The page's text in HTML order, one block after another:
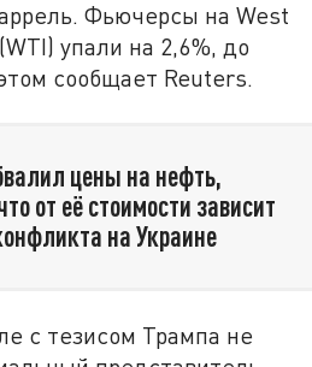
Фьючерсы на West
упали на 2,6%, до
сообщает Reuters.
цены на нефть,
от её стоимости зависит
на Украине
с тезисом Трампа не